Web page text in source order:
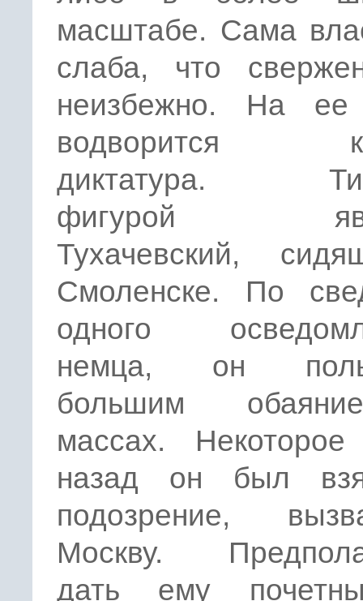
масштабе. Сама
слаба, что
неизбежно. На ее
водворится
диктатура.
фигурой
Тухачевский,
Смоленске. По
одного
немца, он
большим
массах.
назад он был
подозрение,
Москву.
дать ему